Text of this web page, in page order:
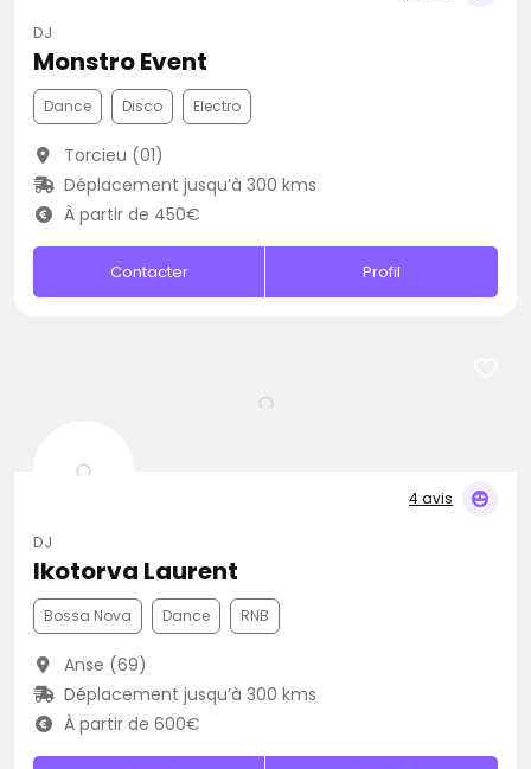
DJ
Monstro Event
Dance Disco Electro
Torcieu (01)
Déplacement jusqu’à 300 kms
À partir de 450€
Contacter Profil
4 avis
DJ
Ikotorva Laurent
Bossa Nova Dance RNB
Anse (69)
Déplacement jusqu’à 300 kms
À partir de 600€